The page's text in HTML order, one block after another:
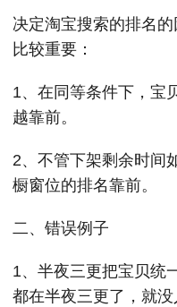
决定淘宝搜索的排名
比较重要：
1、在同等条件下，宝
越靠前。
2、不管下架剩余时间
橱窗位的排名靠前。
二、错误例子
1、半夜三更把宝贝
都在半夜三更了，就没